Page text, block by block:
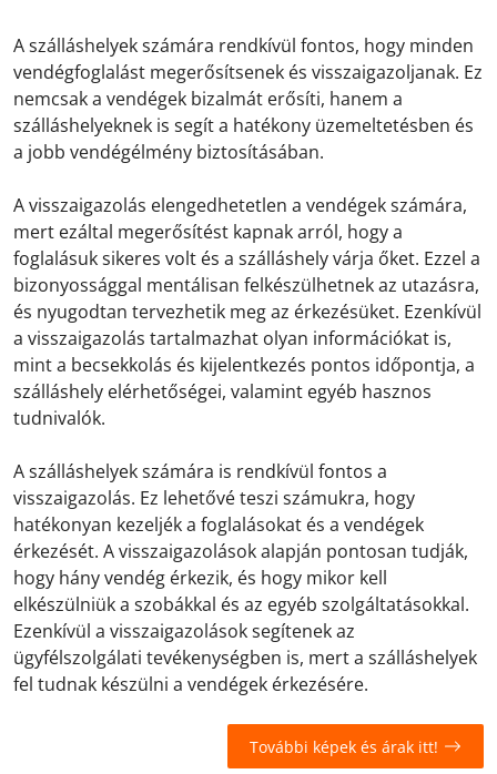
A szálláshelyek számára rendkívül fontos, hogy minden
vendégfoglalást megerősítsenek és visszaigazoljanak. Ez
nemcsak a vendégek bizalmát erősíti, hanem a
szálláshelyeknek is segít a hatékony üzemeltetésben és
a jobb vendégélmény biztosításában.
A visszaigazolás elengedhetetlen a vendégek számára,
mert ezáltal megerősítést kapnak arról, hogy a
foglalásuk sikeres volt és a szálláshely várja őket. Ezzel a
bizonyossággal mentálisan felkészülhetnek az utazásra,
és nyugodtan tervezhetik meg az érkezésüket. Ezenkívül
a visszaigazolás tartalmazhat olyan információkat is,
mint a becsekkolás és kijelentkezés pontos időpontja, a
szálláshely elérhetőségei, valamint egyéb hasznos
tudnivalók.
A szálláshelyek számára is rendkívül fontos a
visszaigazolás. Ez lehetővé teszi számukra, hogy
hatékonyan kezeljék a foglalásokat és a vendégek
érkezését. A visszaigazolások alapján pontosan tudják,
hogy hány vendég érkezik, és hogy mikor kell
elkészülniük a szobákkal és az egyéb szolgáltatásokkal.
Ezenkívül a visszaigazolások segítenek az
ügyfélszolgálati tevékenységben is, mert a szálláshelyek
fel tudnak készülni a vendégek érkezésére.
További képek és árak itt!